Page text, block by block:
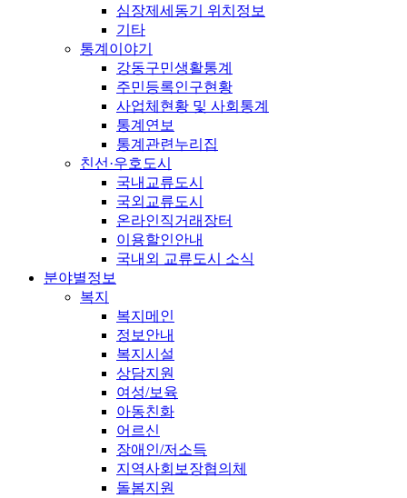
심장제세동기 위치정보
기타
통계이야기
강동구민생활통계
주민등록인구현황
사업체현황 및 사회통계
통계연보
통계관련누리집
친선·우호도시
국내교류도시
국외교류도시
온라인직거래장터
이용할인안내
국내외 교류도시 소식
분야별정보
복지
복지메인
정보안내
복지시설
상담지원
여성/보육
아동친화
어르신
장애인/저소득
지역사회보장협의체
돌봄지원